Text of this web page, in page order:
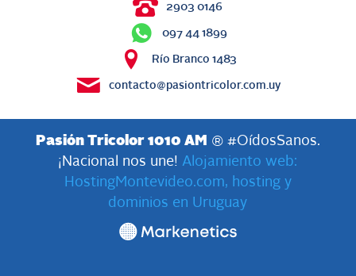
2903 0146
097 44 1899
Río Branco 1483
contacto@pasiontricolor.com.uy
Pasión Tricolor 1010 AM
® #OídosSanos.
¡Nacional nos une! Alojamiento web:
HostingMontevideo.com, hosting y
dominios en Uruguay